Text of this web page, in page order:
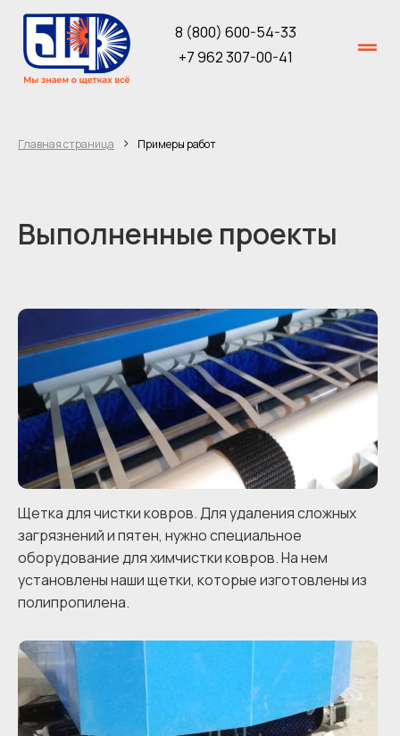
8 (800) 600-54-33
+7 962 307-00-41
Главная страница › Примеры работ
Выполненные проекты
Щетка для чистки ковров. Для удаления сложных
загрязнений и пятен, нужно специальное
оборудование для химчистки ковров. На нем
установлены наши щетки, которые изготовлены из
полипропилена.